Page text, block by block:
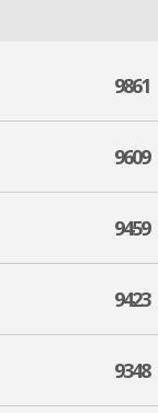
9861
9609
9459
9423
9348